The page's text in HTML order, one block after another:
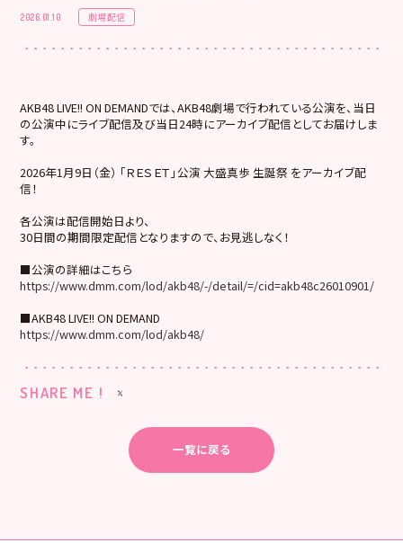
2026.01.10 劇場配信
AKB48 LIVE!! ON DEMANDでは、AKB48劇場で行われている公演を、当日
の公演中にライブ配信及び当日24時にアーカイブ配信としてお届けしま
す。
2026年1月9日（金） 「ＲＥＳＥＴ」公演 大盛真歩 生誕祭 をアーカイブ配
信！
各公演は配信開始日より、
30日間の期間限定配信となりますので、お見逃しなく！
■公演の詳細はこちら
https://www.dmm.com/lod/akb48/-/detail/=/cid=akb48c26010901/
■AKB48 LIVE!! ON DEMAND
https://www.dmm.com/lod/akb48/
SHARE ME !
一覧に戻る